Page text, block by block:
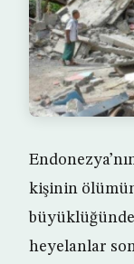
kişinin
heyelanlar